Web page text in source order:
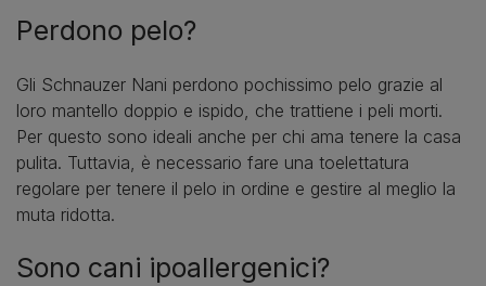
Perdono pelo?
Gli Schnauzer Nani perdono pochissimo pelo grazie al
loro mantello doppio e ispido, che trattiene i peli morti.
Per questo sono ideali anche per chi ama tenere la casa
pulita. Tuttavia, è necessario fare una toelettatura
regolare per tenere il pelo in ordine e gestire al meglio la
muta ridotta.
Sono cani ipoallergenici?